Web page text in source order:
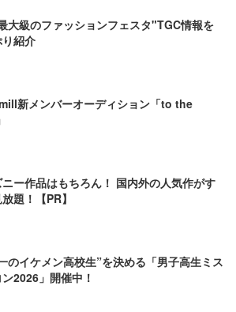
大級のファッションフェスタ"TGC情報を
紹介
新メンバーオーディション「to the
ー作品はもちろん！ 国内外の人気作がす
題！【PR】
のイケメン高校生”を決める「男子高生ミス
2026」開催中！